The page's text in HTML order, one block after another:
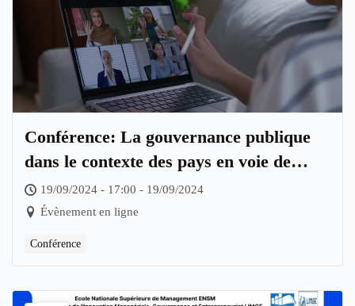
Conférence: La gouvernance publique
dans le contexte des pays en voie de
développement
19/09/2024 - 17:00 - 19/09/2024
Évènement en ligne
Conférence